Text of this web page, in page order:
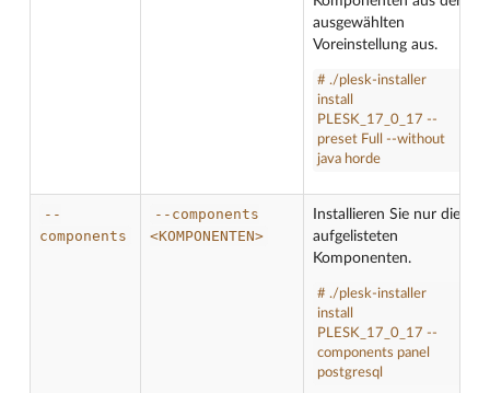
ausgewählten
Voreinstellung aus.
# ./plesk-installer
install
PLESK_17_0_17 --
preset Full --without
java horde
--
components
--components
<KOMPONENTEN>
Installieren Sie nur die
aufgelisteten
Komponenten.
# ./plesk-installer
install
PLESK_17_0_17 --
components panel
postgresql